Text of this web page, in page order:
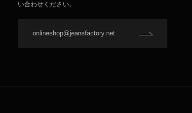
い合わせください。
onlineshop@jeansfactory.net